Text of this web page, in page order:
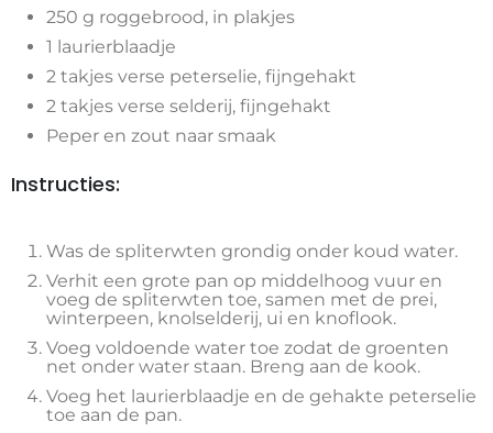
250 g roggebrood, in plakjes
1 laurierblaadje
2 takjes verse peterselie, fijngehakt
2 takjes verse selderij, fijngehakt
Peper en zout naar smaak
Instructies:
Was de spliterwten grondig onder koud water.
Verhit een grote pan op middelhoog vuur en
voeg de spliterwten toe, samen met de prei,
winterpeen, knolselderij, ui en knoflook.
Voeg voldoende water toe zodat de groenten
net onder water staan. Breng aan de kook.
Voeg het laurierblaadje en de gehakte peterselie
toe aan de pan.